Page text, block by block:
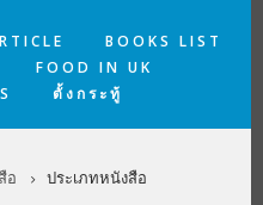
BOOKS LIST
FOOD IN UK
ตั้งกระทู้
อ ประเภทหนังสือ